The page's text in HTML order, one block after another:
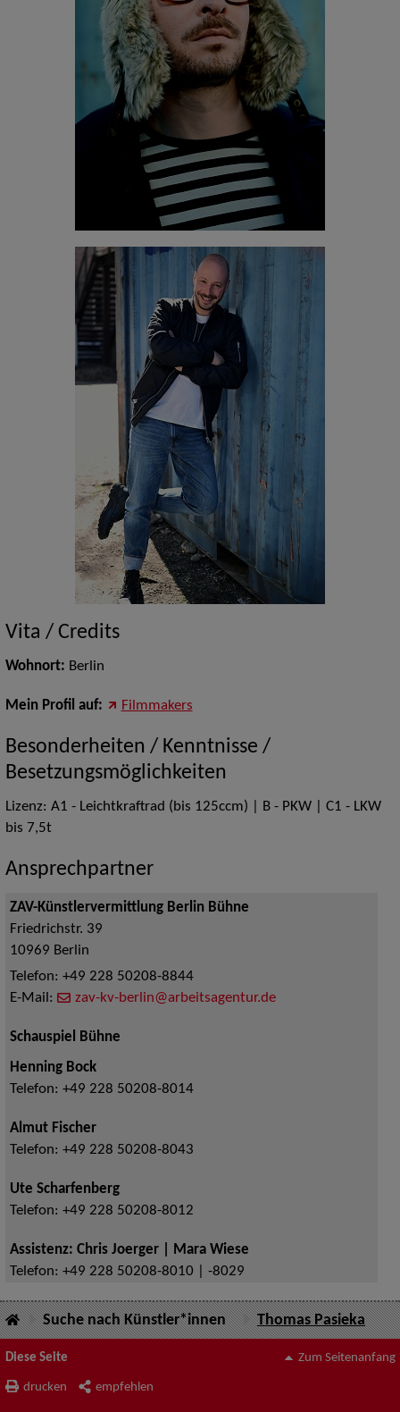
Vita / Credits
Wohnort: Berlin
Mein Profil auf: Filmmakers
Besonderheiten / Kenntnisse /
Besetzungsmöglichkeiten
Lizenz: A1 - Leichtkraftrad (bis 125ccm) | B - PKW | C1 - LKW
bis 7,5t
Ansprechpartner
ZAV-Künstlervermittlung Berlin Bühne
Friedrichstr. 39
10969 Berlin
Telefon: +49 228 50208-8844
E-Mail:
zav-kv-berlin@arbeitsagentur.de
Schauspiel Bühne
Henning Bock
Telefon: +49 228 50208-8014
Almut Fischer
Telefon: +49 228 50208-8043
Ute Scharfenberg
Telefon: +49 228 50208-8012
Assistenz: Chris Joerger | Mara Wiese
Telefon: +49 228 50208-8010 | -8029
Suche nach Künstler*innen Thomas Pasieka
Diese Seite
drucken empfehlen
Zum Seitenanfang